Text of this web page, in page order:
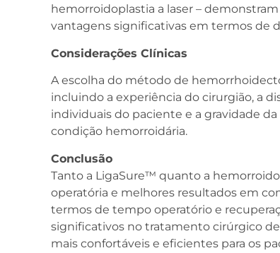
hemorroidoplastia a laser –
vantagens significativas em termos de
Considerações Clínicas
A escolha do método de
incluindo a experiência do cirurgião, a
individuais do paciente e a gravidade da
condição hemorroidária.
Conclusão
Tanto a LigaSure™ quanto a
operatória e melhores resultados em
termos de tempo operatório e
significativos no tratamento cirúrgico
mais confortáveis e eficientes para os